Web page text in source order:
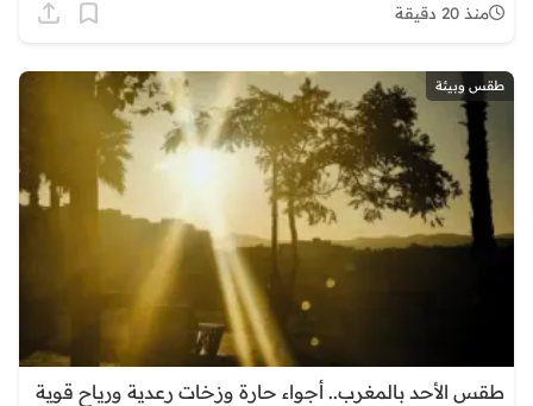
منذ 20 دقيقة
طقس وبيئة
طقس الأحد بالمغرب.. أجواء حارة وزخات رعدية ورياح قوية